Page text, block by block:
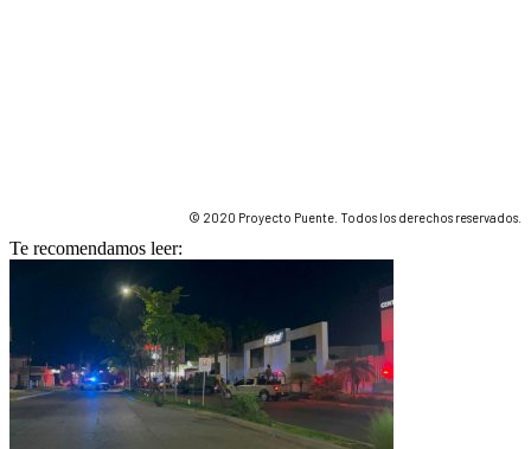
© 2020 Proyecto Puente. Todos los derechos reservados.
Te recomendamos leer: